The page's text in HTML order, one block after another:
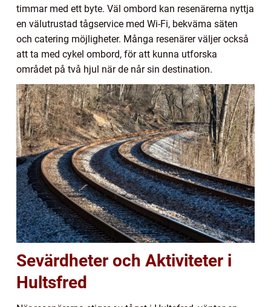
timmar med ett byte. Väl ombord kan resenärerna nyttja
en välutrustad tågservice med Wi-Fi, bekväma säten
och catering möjligheter. Många resenärer väljer också
att ta med cykel ombord, för att kunna utforska
området på två hjul när de når sin destination.
Sevärdheter och Aktiviteter i
Hultsfred